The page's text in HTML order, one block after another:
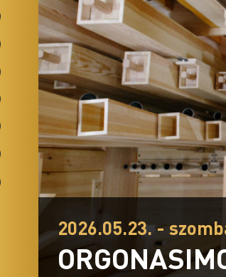
2026.05.23. -